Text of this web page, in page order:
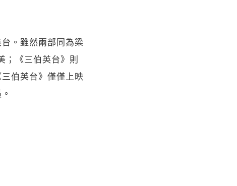
。雖然兩部同為梁
；《三伯英台》則
伯英台》僅僅上映